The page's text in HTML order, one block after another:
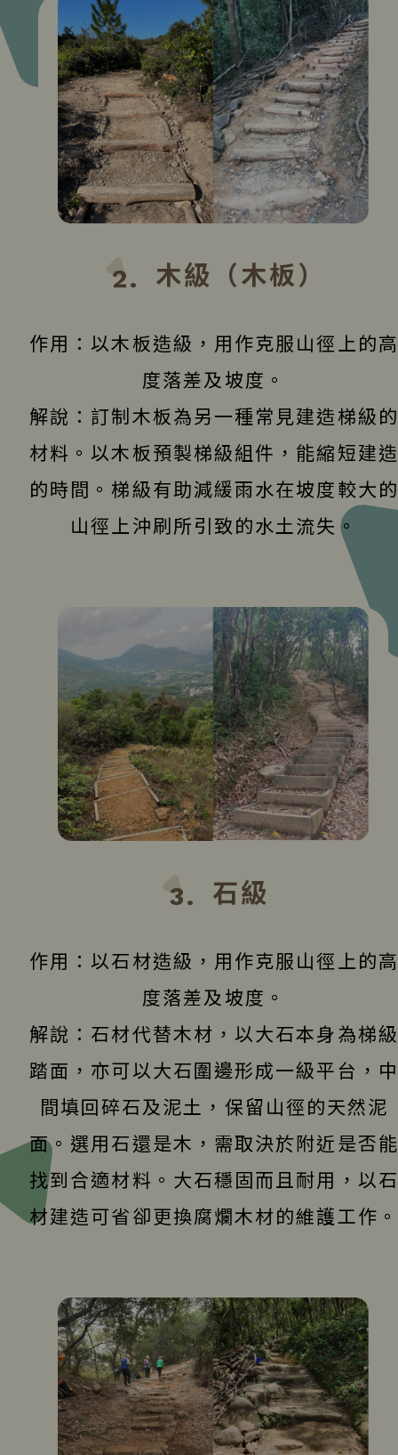
2. 木級（木板）
作用：以木板造級，用作克服山徑上的高
度落差及坡度。
解說：訂制木板為另一種常見建造梯級的
材料。以木板預製梯級組件，能縮短建造
的時間。梯級有助減緩雨水在坡度較大的
山徑上沖刷所引致的水土流失。
3. 石級
作用：以石材造級，用作克服山徑上的高
度落差及坡度。
解說：石材代替木材，以大石本身為梯級
踏面，亦可以大石圍邊形成一級平台，中
間填回碎石及泥土，保留山徑的天然泥
面。選用石還是木，需取決於附近是否能
找到合適材料。大石穩固而且耐用，以石
材建造可省卻更換腐爛木材的維護工作。